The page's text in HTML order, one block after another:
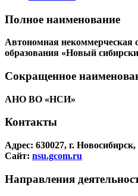
Полное наименование
Автономная некоммерческая
образования «Новый
Сокращенное
АНО ВО «НСИ»
Контакты
Адрес: 630027, г.
Сайт: nsu.gcom.ru
Направления